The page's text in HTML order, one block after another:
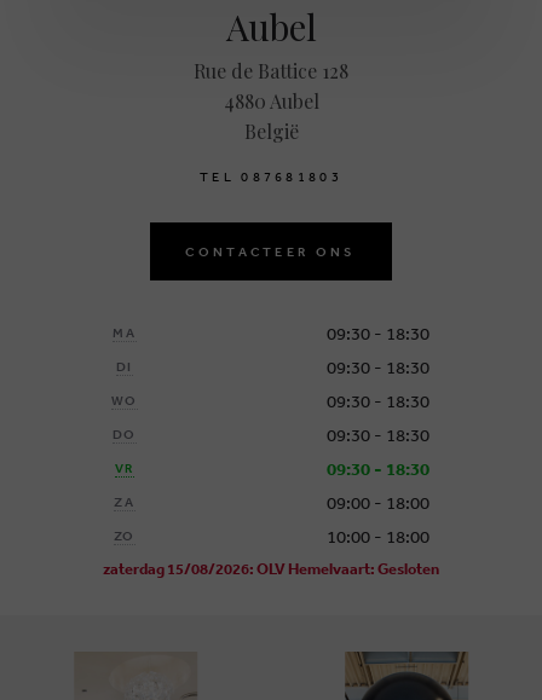
Aubel
Rue de Battice 128
4880 Aubel
België
T E L 0 8 768 180 3
CONTACTEER ONS
MA 09:30 - 18:30
DI 09:30 - 18:30
WO 09:30 - 18:30
DO 09:30 - 18:30
VR 09:30 - 18:30
ZA 09:00 - 18:00
ZO 10:00 - 18:00
zaterdag 15/08/2026: OLV Hemelvaart: Gesloten